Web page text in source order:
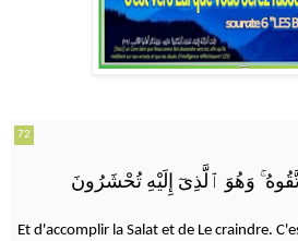
72
ۚ وَهُوَ ٱلَّذِىٓ إِلَيْهِ تُحْشَرُونَ
Et d'accomplir la Salat et de Le craindre.